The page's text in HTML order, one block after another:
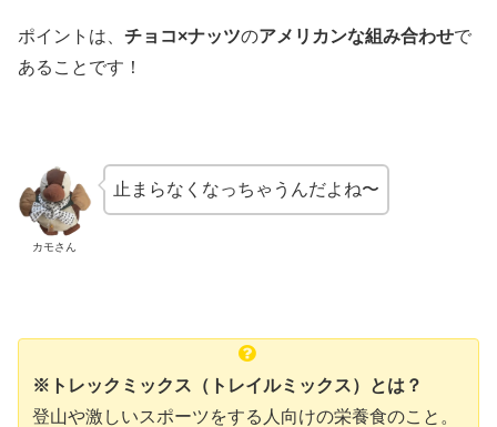
ポイントは、 チョコ×ナッツのアメリカンな組み合わせで
あることです！
カモさん
止まらなくなっちゃうんだよね〜
※トレックミックス（トレイルミックス）とは？
登山や激しいスポーツをする人向けの栄養食のこと。